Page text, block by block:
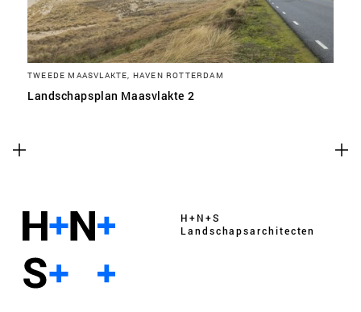
TWEEDE MAASVLAKTE, HAVEN ROTTERDAM
Landschapsplan Maasvlakte 2
H+N+S
Landschaps­architecten